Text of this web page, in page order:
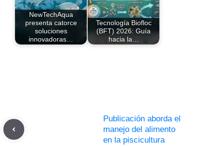
NewTechAqua
presenta catorce
soluciones
innovadoras…
Tecnología Biofloc
(BFT) 2026: Guía
hacia la…
Publicación aborda el
manejo del alimento
en la piscicultura